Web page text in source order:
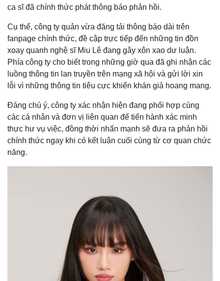
ca sĩ đã chính thức phát thông báo phản hồi.
Cụ thể, công ty quản vừa đăng tải thông báo dài trên
fanpage chính thức, đề cập trực tiếp đến những tin đồn
xoay quanh nghệ sĩ Miu Lê đang gây xôn xao dư luận.
Phía công ty cho biết trong những giờ qua đã ghi nhận các
luồng thông tin lan truyền trên mạng xã hội và gửi lời xin
lỗi vì những thông tin tiêu cực khiến khán giả hoang mang.
Đáng chú ý, công ty xác nhận hiện đang phối hợp cùng
các cá nhân và đơn vị liên quan để tiến hành xác minh
thực hư vụ việc, đồng thời nhấn mạnh sẽ đưa ra phản hồi
chính thức ngay khi có kết luận cuối cùng từ cơ quan chức
năng.